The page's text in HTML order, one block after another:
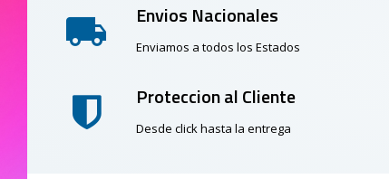
Envios Nacionales
Enviamos a todos los Estados
Proteccion al Cliente
Desde click hasta la entrega